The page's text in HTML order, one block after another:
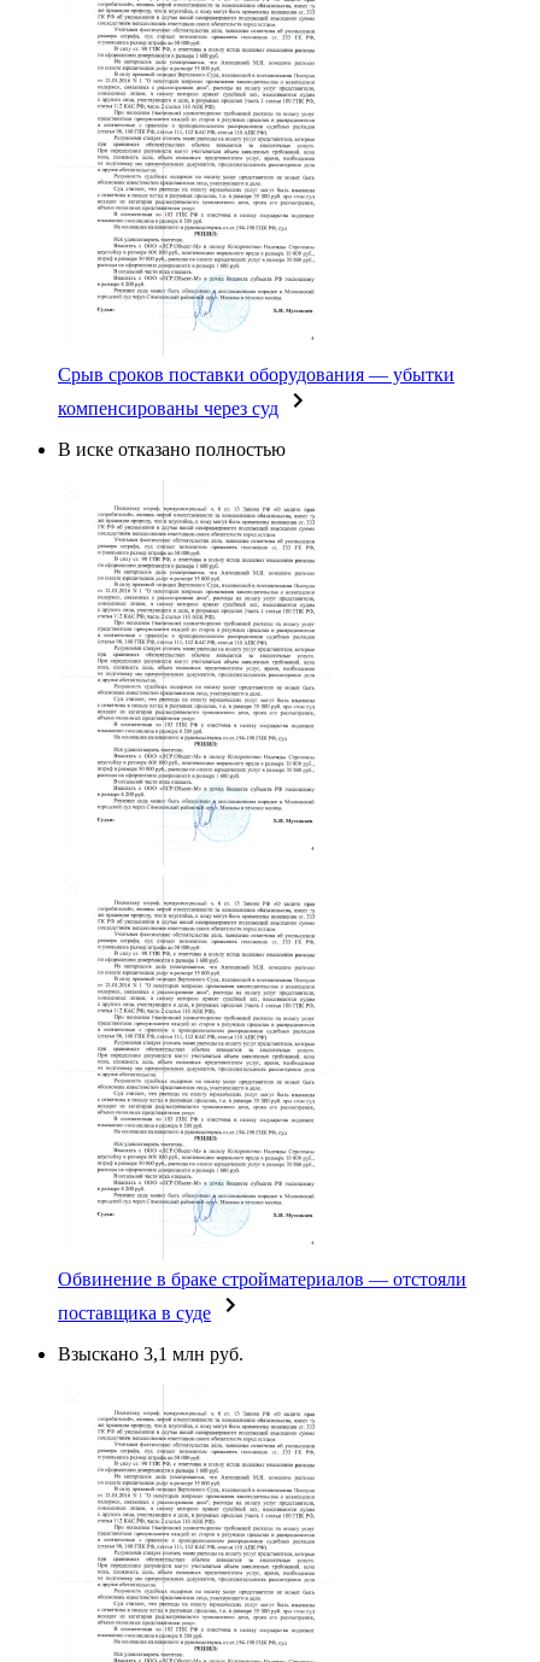
Срыв сроков поставки оборудования — убытки
компенсированы через суд
В иске отказано полностью
Обвинение в браке стройматериалов — отстояли
поставщика в суде
Взыскано 3,1 млн руб.